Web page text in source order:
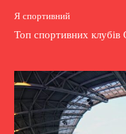
Я спортивний
Топ спортивних клубів